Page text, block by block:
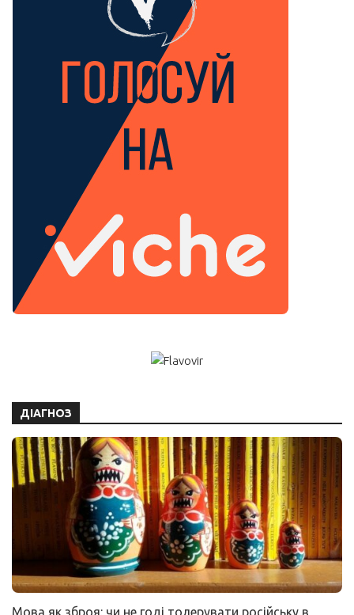
ДІАГНОЗ
Мова як зброя: чи не годі толерувати російську в